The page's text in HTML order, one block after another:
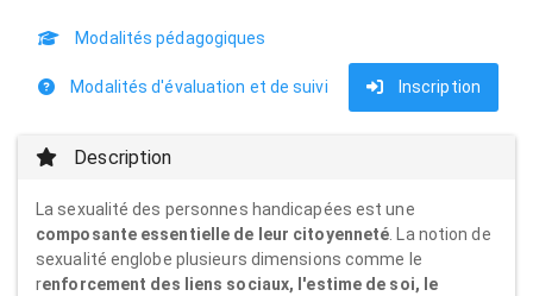
Modalités pédagogiques
Modalités d'évaluation et de suivi Inscription
Description
La sexualité des personnes handicapées est une
composante essentielle de leur citoyenneté . La notion de
sexualité englobe plusieurs dimensions comme le
renforcement des liens sociaux, l'estime de soi, le